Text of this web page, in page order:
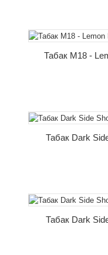
Табак M18 -
Табак Dark
Табак Dark